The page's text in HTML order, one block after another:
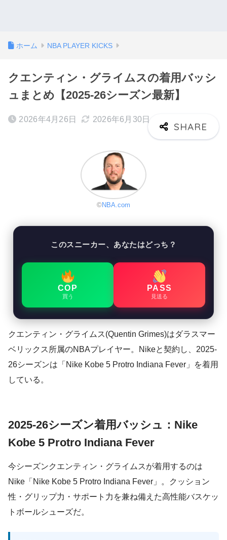
ホーム NBA PLAYER KICKS
クエンティン・グライムスの着用バッシ
ュまとめ【2025-26シーズン最新】
2026年4月26日 2026年6月30日
©NBA.com
このスニーカー、あなたはどっち？
COP
買う
PASS
見送る
クエンティン・グライムス(Quentin Grimes)はダラスマー
ベリックス所属のNBAプレイヤー。Nikeと契約し、2025-
26シーズンは「Nike Kobe 5 Protro Indiana Fever」を着用
している。
2025-26シーズン着用バッシュ：Nike
Kobe 5 Protro Indiana Fever
今シーズンクエンティン・グライムスが着用するのは
Nike「Nike Kobe 5 Protro Indiana Fever」。クッション
性・グリップ力・サポート力を兼ね備えた高性能バスケッ
トボールシューズだ。